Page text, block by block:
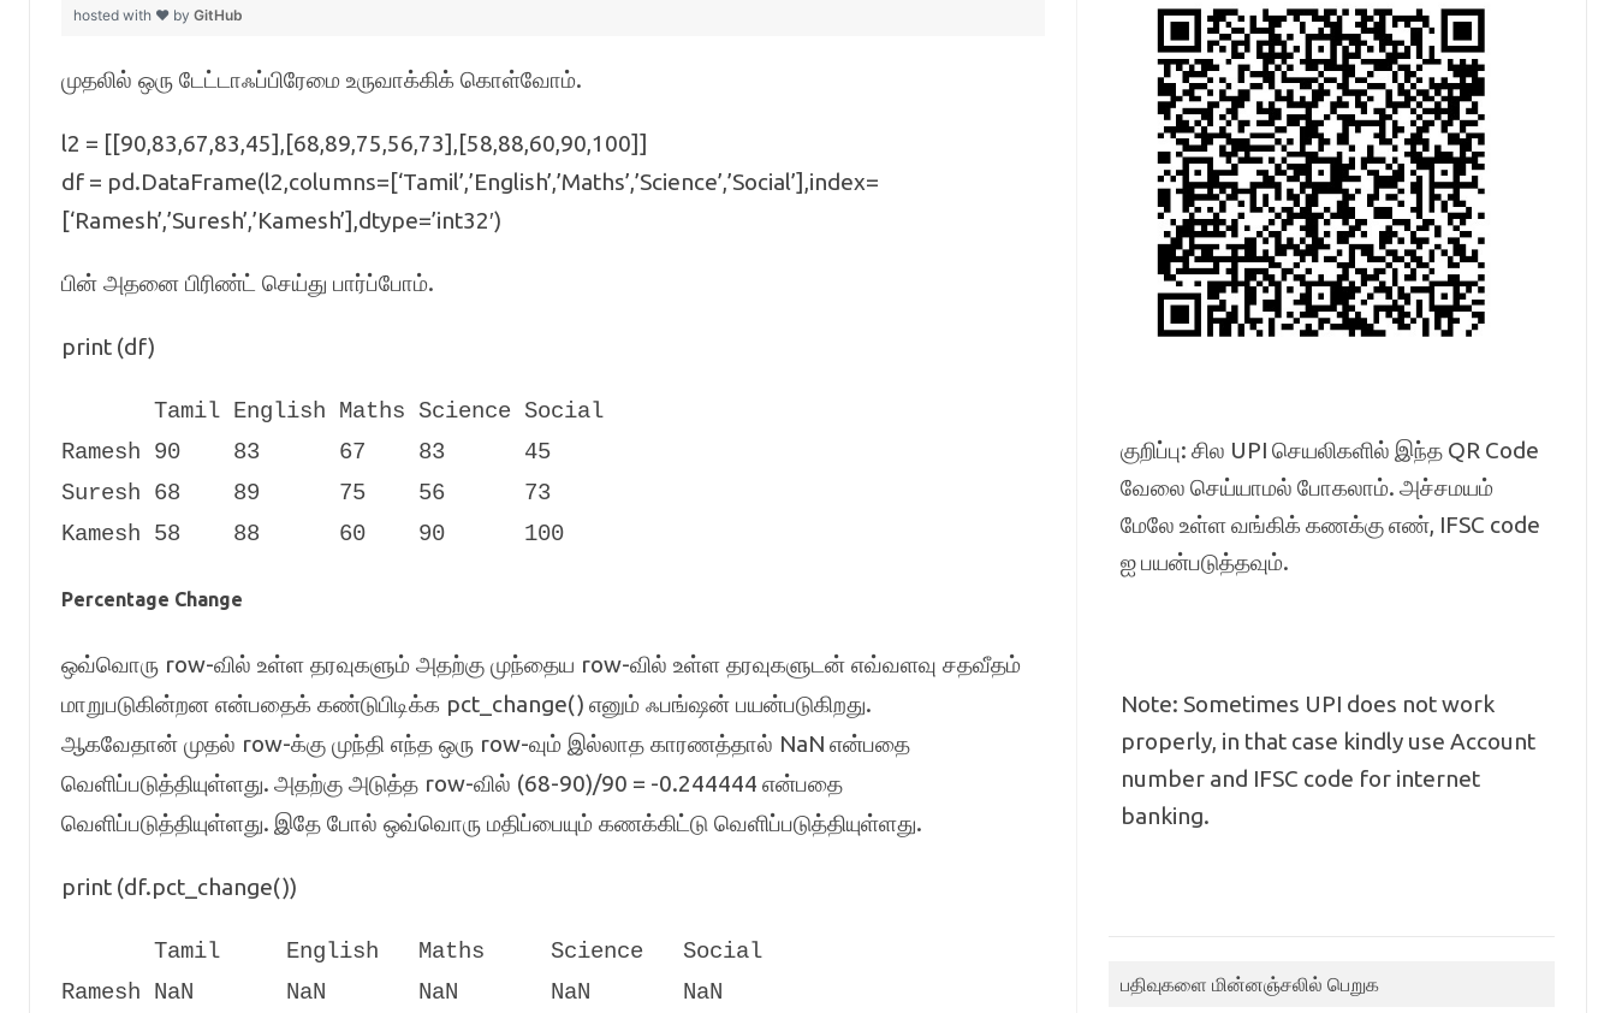
hosted with ❤ by GitHub
முதலில் ஒரு டேட்டாஃப்பிரேமை உருவாக்கிக் கொள்வோம்.
l2 = [[90,83,67,83,45],[68,89,75,56,73],[58,88,60,90,100]]
df = pd.DataFrame(l2,columns=[‘Tamil’,’English’,’Maths’,’Science’,’Social’],index=
[‘Ramesh’,’Suresh’,’Kamesh’],dtype=’int32′)
பின் அதனை பிரிண்ட் செய்து பார்ப்போம்.
print (df)
Tamil English Maths Science Social
Ramesh 90 83 67 83 45
Suresh 68 89 75 56 73
Kamesh 58 88 60 90 100
Percentage Change
ஒவ்வொரு row-வில் உள்ள தரவுகளும் அதற்கு முந்தைய row-வில் உள்ள தரவுகளுடன் எவ்வளவு சதவீதம்
மாறுபடுகின்றன என்பதைக் கண்டுபிடிக்க pct_change() எனும் ஃபங்ஷன் பயன்படுகிறது.
ஆகவேதான் முதல் row-க்கு முந்தி எந்த ஒரு row-வும் இல்லாத காரணத்தால் NaN என்பதை
வெளிப்படுத்தியுள்ளது. அதற்கு அடுத்த row-வில் (68-90)/90 = -0.244444 என்பதை
வெளிப்படுத்தியுள்ளது. இதே போல் ஒவ்வொரு மதிப்பையும் கணக்கிட்டு வெளிப்படுத்தியுள்ளது.
print (df.pct_change())
Tamil English Maths Science Social
Ramesh NaN NaN NaN NaN NaN
குறிப்பு: சில UPI செயலிகளில் இந்த QR Code
வேலை செய்யாமல் போகலாம். அச்சமயம்
மேலே உள்ள வங்கிக் கணக்கு எண், IFSC code
ஐ பயன்படுத்தவும்.
Note: Sometimes UPI does not work
properly, in that case kindly use Account
number and IFSC code for internet
banking.
பதிவுகளை மின்னஞ்சலில் பெறுக